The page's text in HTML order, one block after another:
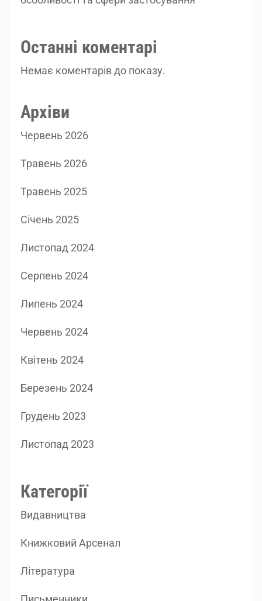
Останні коментарі
Немає коментарів до показу.
Архіви
Червень 2026
Травень 2026
Травень 2025
Січень 2025
Листопад 2024
Серпень 2024
Липень 2024
Червень 2024
Квітень 2024
Березень 2024
Грудень 2023
Листопад 2023
Категорії
Видавництва
Книжковий Арсенал
Література